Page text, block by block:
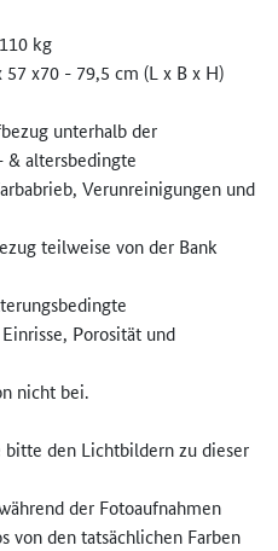
kg
x70 - 79,5 cm (L x B x H)
unterhalb der
& altersbedingte
Verunreinigungen und
teilweise von der Bank
Porosität und
nicht bei.
den Lichtbildern zu dieser
der Fotoaufnahmen
von den tatsächlichen Farben